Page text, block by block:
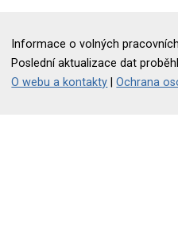
Informace o volných
Poslední aktualizace dat
O webu a kontakty |Ochrana